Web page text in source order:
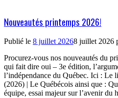
Nouveautés printemps 2026!
Publié le 8 juillet 20268 juillet 2026
Procurez-vous nos nouveautés du
qui fait dire oui – 3e édition,
l’indépendance du Québec. Ici :
(2026) | Le Québécois ainsi que :
équipe, essai majeur sur l’avenir